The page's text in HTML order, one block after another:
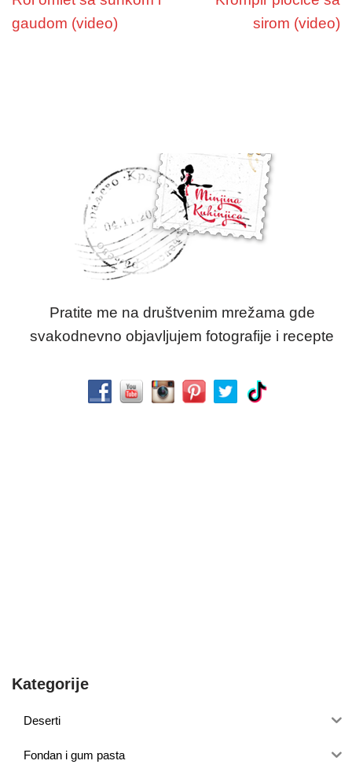
gaudom (video)
sirom (video)
Pratite me na društvenim mrežama gde
svakodnevno objavljujem fotografije i recepte
Kategorije
Deserti
Fondan i gum pasta